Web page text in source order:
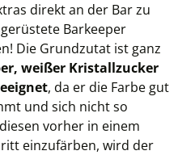
direkt an der Bar zu
Barkeeper
Die Grundzutat ist ganz
weißer Kristallzucker
, da er die Farbe gut
und sich nicht so
vorher in einem
einzufärben, wird der